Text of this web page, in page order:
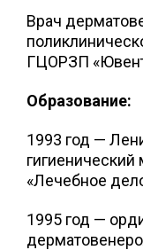
Врач
ГЦОРЗП
Образование:
1993 год —
«Лечебное
1995 год —